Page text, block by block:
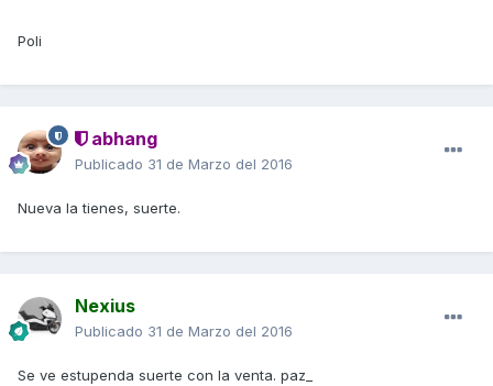
Poli
abhang
Publicado 31 de Marzo del 2016
Nueva la tienes, suerte.
Nexius
Publicado 31 de Marzo del 2016
Se ve estupenda suerte con la venta. paz_